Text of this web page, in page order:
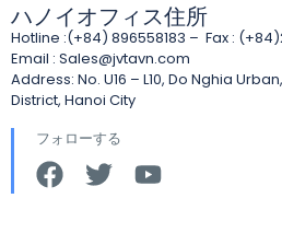
ハノイオフィス住所
Hotline :(+84) 896558183 – Fax :
Email : Sales@jvtavn.com
Address: No. U16 – L10, Do Nghia
District, Hanoi City
フォローする